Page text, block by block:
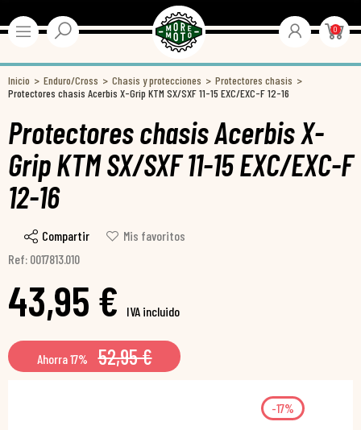
0
Inicio Enduro/Cross Chasis y protecciones
Protectores chasis
Protectores chasis Acerbis X-Grip KTM SX/SXF 11-15 EXC/EXC-F 12-16
Protectores chasis Acerbis X-
Grip KTM SX/SXF 11-15 EXC/EXC-F
12-16
Compartir
Mis favoritos
Ref: 0017813.010
43,95 € IVA incluido
Ahorra 17% 52,95 €
-17%